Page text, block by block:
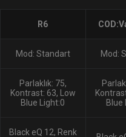
R6
Mod: Standart Mod:
Parlaklık: 75,
Kontrast: 63, Low
Blue Light:0
Blue
Black eQ 12, Renk